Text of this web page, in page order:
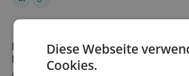
proLogistik ist ein führender Anbieter
Management Systemen (WMS) und
der DACH-Region Softwarelösungen
Diese Webseite
Cookies.